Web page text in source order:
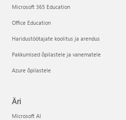
Microsoft 365 Education
Office Education
Haridustöötajate koolitus ja arendus
Pakkumised õpilastele ja vanematele
Azure õpilastele
Äri
Microsoft AI